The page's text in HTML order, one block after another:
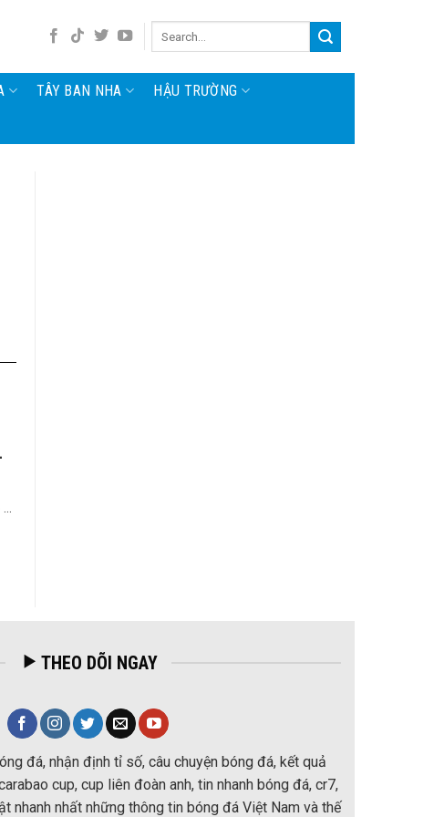
TÂY BAN NHA HẬU TRƯỜNG
THEO DÕI NGAY
đá, nhận định tỉ số, câu chuyện bóng đá, kết quả
cup, cup liên đoàn anh, tin nhanh bóng đá, cr7,
nhanh nhất những thông tin bóng đá Việt Nam và thế